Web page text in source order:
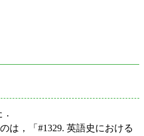
は，「#1329. 英語史における